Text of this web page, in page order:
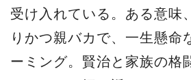
受け入れている。ある意味
りかつ親バカで、一生懸命
ーミング。賢治と家族の格